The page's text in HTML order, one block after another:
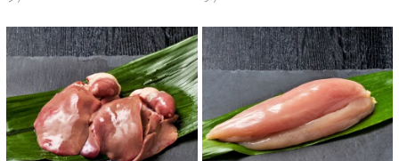
要
ご質問
取引法
合わせ